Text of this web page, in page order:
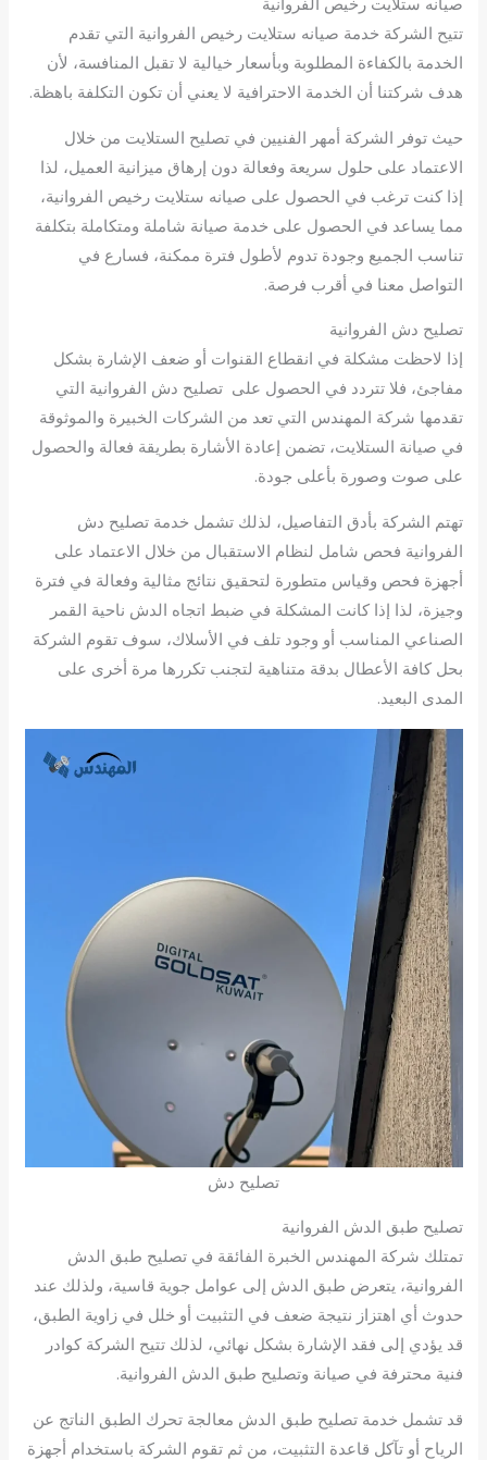
تتيح الشركة خدمة صيانه ستلايت رخيص الفروانية التي تقدم
الخدمة بالكفاءة المطلوبة وبأسعار خيالية لا تقبل المنافسة، لأن
هدف شركتنا أن الخدمة الاحترافية لا يعني أن تكون التكلفة باهظة.
حيث توفر الشركة أمهر الفنيين في تصليح الستلايت من خلال
الاعتماد على حلول سريعة وفعالة دون إرهاق ميزانية العميل، لذا
إذا كنت ترغب في الحصول على صيانه ستلايت رخيص الفروانية،
مما يساعد في الحصول على خدمة صيانة شاملة ومتكاملة بتكلفة
تناسب الجميع وجودة تدوم لأطول فترة ممكنة، فسارع في
التواصل معنا في أقرب فرصة.
تصليح دش الفروانية
إذا لاحظت مشكلة في انقطاع القنوات أو ضعف الإشارة بشكل
مفاجئ، فلا تتردد في الحصول على تصليح دش الفروانية التي
تقدمها شركة المهندس التي تعد من الشركات الخبيرة والموثوقة
في صيانة الستلايت، تضمن إعادة الأشارة بطريقة فعالة والحصول
على صوت وصورة بأعلى جودة.
تهتم الشركة بأدق التفاصيل، لذلك تشمل خدمة تصليح دش
الفروانية فحص شامل لنظام الاستقبال من خلال الاعتماد على
أجهزة فحص وقياس متطورة لتحقيق نتائج مثالية وفعالة في فترة
وجيزة، لذا إذا كانت المشكلة في ضبط اتجاه الدش ناحية القمر
الصناعي المناسب أو وجود تلف في الأسلاك، سوف تقوم الشركة
بحل كافة الأعطال بدقة متناهية لتجنب تكررها مرة أخرى على
المدى البعيد.
تصليح دش
تصليح طبق الدش الفروانية
تمتلك شركة المهندس الخبرة الفائقة في تصليح طبق الدش
الفروانية، يتعرض طبق الدش إلى عوامل جوية قاسية، ولذلك عند
حدوث أي اهتزاز نتيجة ضعف في التثبيت أو خلل في زاوية الطبق،
قد يؤدي إلى فقد الإشارة بشكل نهائي، لذلك تتيح الشركة كوادر
فنية محترفة في صيانة وتصليح طبق الدش الفروانية.
قد تشمل خدمة تصليح طبق الدش معالجة تحرك الطبق الناتج عن
الرياح أو تآكل قاعدة التثبيت، من ثم تقوم الشركة باستخدام أجهزة